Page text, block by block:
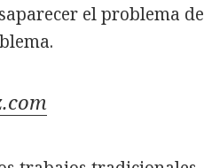
el problema de